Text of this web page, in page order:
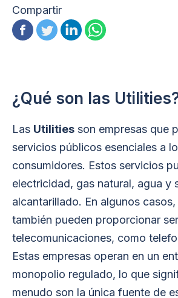
Compartir
¿Qué son las
Las Utilities son empresas que
servicios públicos esenciales a
consumidores. Estos servicios
electricidad, gas natural, agua y
alcantarillado. En algunos
también pueden proporcionar
telecomunicaciones, como
Estas empresas operan en un
monopolio regulado, lo que
menudo son la única fuente de